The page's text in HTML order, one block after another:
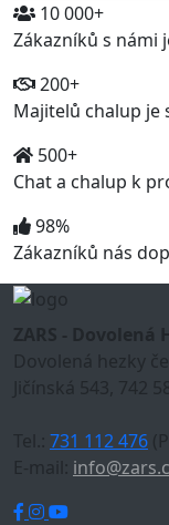
10 000+
Zákazníků s námi
200+
Majitelů chalup je
500+
Chat a chalup k
98%
Zákazníků nás
ZARS - Dovolená
Dovolená hezky
Jičínská 543, 742
Tel.: 731 112 476
E-mail: